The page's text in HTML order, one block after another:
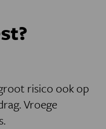
risico ook op
Vroege